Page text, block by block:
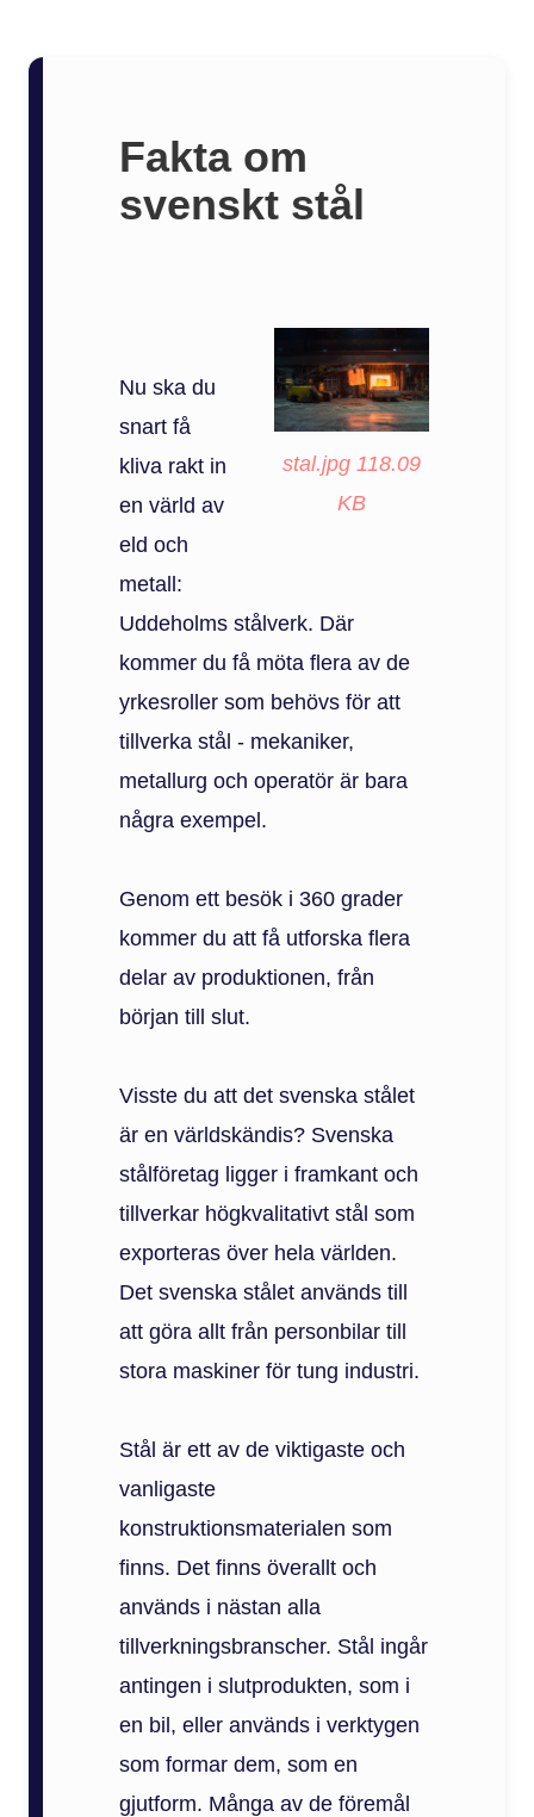
Fakta om
svenskt stål
stal.jpg 118.09
KB
Nu ska du
snart få
kliva rakt in
en värld av
eld och
metall:
Uddeholms stålverk. Där
kommer du få möta flera av de
yrkesroller som behövs för att
tillverka stål - mekaniker,
metallurg och operatör är bara
några exempel.
Genom ett besök i 360 grader
kommer du att få utforska flera
delar av produktionen, från
början till slut.
Visste du att det svenska stålet
är en världskändis? Svenska
stålföretag ligger i framkant och
tillverkar högkvalitativt stål som
exporteras över hela världen.
Det svenska stålet används till
att göra allt från personbilar till
stora maskiner för tung industri.
Stål är ett av de viktigaste och
vanligaste
konstruktionsmaterialen som
finns. Det finns överallt och
används i nästan alla
tillverkningsbranscher. Stål ingår
antingen i slutprodukten, som i
en bil, eller används i verktygen
som formar dem, som en
gjutform. Många av de föremål